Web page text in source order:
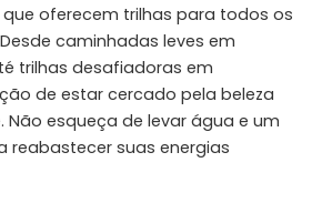
que oferecem trilhas para todos os
caminhadas leves em
trilhas desafiadoras em
de estar cercado pela beleza
Não esqueça de levar água e um
reabastecer suas energias